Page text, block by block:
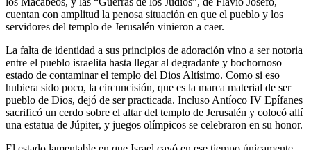
cuentan con amplitud la penosa situación en que el pueblo y los
servidores del templo de Jerusalén vinieron a caer.
La falta de identidad a sus principios de adoración vino a ser notoria
entre el pueblo israelita hasta llegar al degradante y bochornoso
estado de contaminar el templo del Dios Altísimo. Como si eso
hubiera sido poco, la circuncisión, que es la marca material de ser
pueblo de Dios, dejó de ser practicada. Incluso Antíoco IV Epífanes
sacrificó un cerdo sobre el altar del templo de Jerusalén y colocó allí
una estatua de Júpiter, y juegos olímpicos se celebraron en su honor.